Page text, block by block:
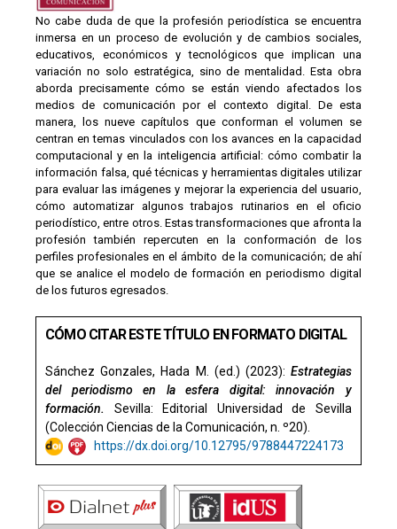
No cabe duda de que la profesión periodística se encuentra
inmersa en un proceso de evolución y de cambios sociales,
educativos, económicos y tecnológicos que implican una
variación no solo estratégica, sino de mentalidad. Esta obra
aborda precisamente cómo se están viendo afectados los
medios de comunicación por el contexto digital. De esta
manera, los nueve capítulos que conforman el volumen se
centran en temas vinculados con los avances en la capacidad
computacional y en la inteligencia artificial: cómo combatir la
información falsa, qué técnicas y herramientas digitales utilizar
para evaluar las imágenes y mejorar la experiencia del usuario,
cómo automatizar algunos trabajos rutinarios en el oficio
periodístico, entre otros. Estas transformaciones que afronta la
profesión también repercuten en la conformación de los
perfiles profesionales en el ámbito de la comunicación; de ahí
que se analice el modelo de formación en periodismo digital
de los futuros egresados.
CÓMO CITAR ESTE TÍTULO EN FORMATO DIGITAL
Sánchez Gonzales, Hada M. (ed.) (2023): Estrategias
del periodismo en la esfera digital: innovación y
formación.
Sevilla: Editorial Universidad de Sevilla
(Colección Ciencias de la Comunicación, n. º20).
https://dx.doi.org/10.12795/9788447224173